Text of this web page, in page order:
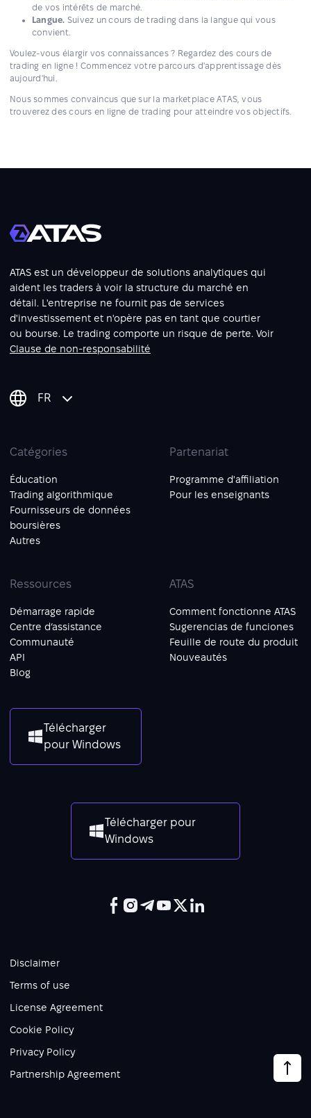
de vos intérêts de marché.
Langue. Suivez un cours de trading dans la langue qui vous
convient.
Voulez-vous élargir vos connaissances ? Regardez des cours de
trading en ligne ! Commencez votre parcours d'apprentissage dès
aujourd'hui.
Nous sommes convaincus que sur la marketplace ATAS, vous
trouverez des cours en ligne de trading pour atteindre vos objectifs.
ATAS est un développeur de solutions analytiques qui
aident les traders à voir la structure du marché en
détail. L'entreprise ne fournit pas de services
d'investissement et n'opère pas en tant que courtier
ou bourse. Le trading comporte un risque de perte. Voir
Clause de non-responsabilité
FR
Catégories
Éducation
Trading algorithmique
Fournisseurs de données
boursières
Autres
Partenariat
Programme d'affiliation
Pour les enseignants
Ressources
Démarrage rapide
Centre d’assistance
Communauté
API
Blog
ATAS
Comment fonctionne ATAS
Sugerencias de funciones
Feuille de route du produit
Nouveautés
Télécharger
pour Windows
Télécharger pour
Windows
Disclaimer
Terms of use
License Agreement
Cookie Policy
Privacy Policy
Partnership Agreement